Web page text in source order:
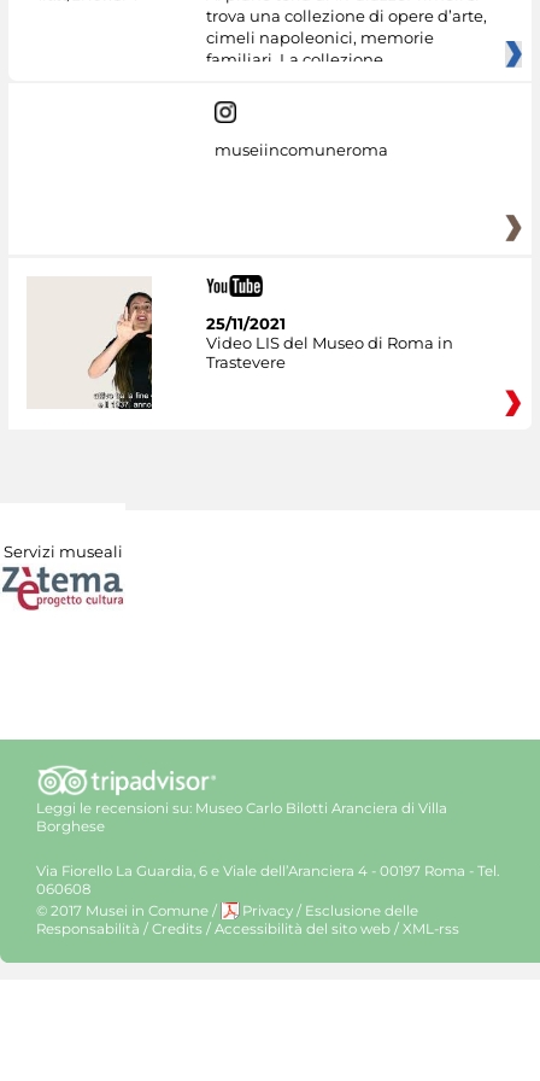
trova una collezione di opere d’arte,
cimeli napoleonici, memorie
familiari. La collezione
museiincomuneroma
25/11/2021
Video LIS del Museo di Roma in
Trastevere
Servizi museali
Leggi le recensioni su: Museo Carlo Bilotti Aranciera di Villa
Borghese
Via Fiorello La Guardia, 6 e Viale dell’Aranciera 4 - 00197 Roma - Tel.
060608
© 2017 Musei in Comune / Privacy / Esclusione delle
Responsabilità / Credits / Accessibilità del sito web / XML-rss